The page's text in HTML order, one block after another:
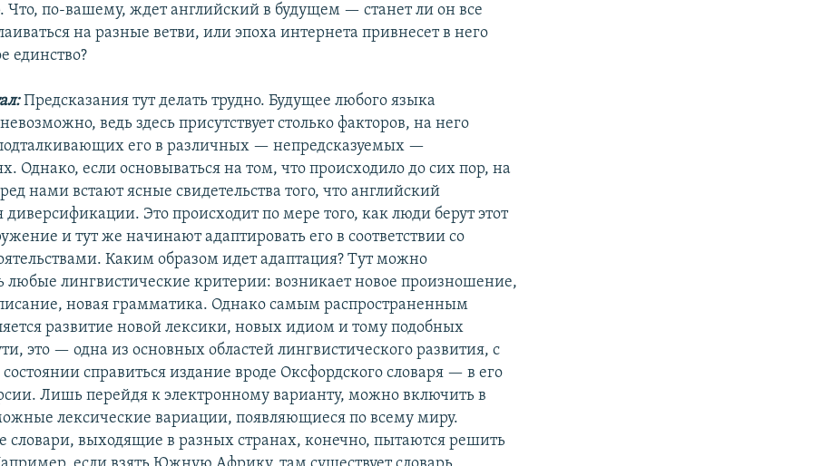
Что, по-вашему, ждет английский в будущем — станет ли он все
на разные ветви, или эпоха интернета привнесет в него
единство?
Предсказания тут делать трудно. Будущее любого языка
ведь здесь присутствует столько факторов, на него
его в различных — непредсказуемых —
Однако, если основываться на том, что происходило до сих пор, на
нами встают ясные свидетельства того, что английский
диверсификации. Это происходит по мере того, как люди берут этот
и тут же начинают адаптировать его в соответствии со
Каким образом идет адаптация? Тут можно
любые лингвистические критерии: возникает новое произношение,
новая грамматика. Однако самым распространенным
развитие новой лексики, новых идиом и тому подобных
это — одна из основных областей лингвистического развития, с
справиться издание вроде Оксфордского словаря — в его
Лишь перейдя к электронному варианту, можно включить в
лексические вариации, появляющиеся по всему миру.
словари, выходящие в разных странах, конечно, пытаются решить